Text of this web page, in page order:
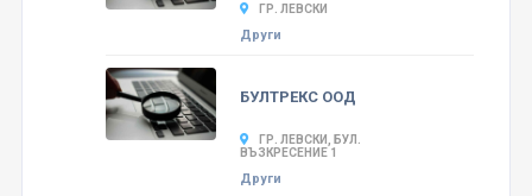
ГР. ЛЕВСКИ
Други
БУЛТРЕКС ООД
ГР. ЛЕВСКИ, БУЛ.
ВЪЗКРЕСЕНИЕ 1
Други